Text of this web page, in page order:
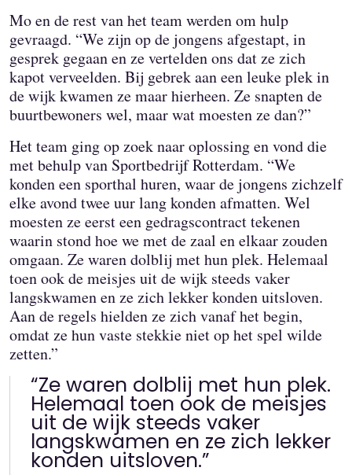
Mo en de rest van het team werden om hulp
gevraagd. “We zijn op de jongens afgestapt, in
gesprek gegaan en ze vertelden ons dat ze zich
kapot verveelden. Bij gebrek aan een leuke plek in
de wijk kwamen ze maar hierheen. Ze snapten de
buurtbewoners wel, maar wat moesten ze dan?”
Het team ging op zoek naar oplossing en vond die
met behulp van Sportbedrijf Rotterdam. “We
konden een sporthal huren, waar de jongens zichzelf
elke avond twee uur lang konden afmatten. Wel
moesten ze eerst een gedragscontract tekenen
waarin stond hoe we met de zaal en elkaar zouden
omgaan. Ze waren dolblij met hun plek. Helemaal
toen ook de meisjes uit de wijk steeds vaker
langskwamen en ze zich lekker konden uitsloven.
Aan de regels hielden ze zich vanaf het begin,
omdat ze hun vaste stekkie niet op het spel wilde
zetten.”
“Ze waren dolblij met hun plek.
Helemaal toen ook de meisjes
uit de wijk steeds vaker
langskwamen en ze zich lekker
konden uitsloven.”